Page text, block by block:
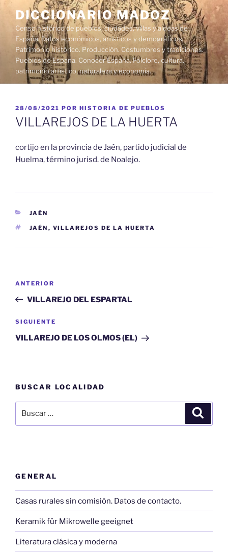
contenido
DICCIONARIO MADOZ
Censo histórico de pueblos, ciudades, villas y aldeas de
España. Datos económicos, artísticos y demográficos.
Patrimonio histórico. Producción. Costumbres y tradiciones.
Pueblos de España. Conocer España. Folclore, cultura,
patrimonio artístico, naturaleza y economía.
PUBLICADO
EL
28/08/2021 POR HISTORIA DE PUEBLOS
VILLAREJOS DE LA HUERTA
cortijo en la provincia de Jaén, partido judicial de
Huelma, término jurisd. de Noalejo.
CATEGORÍAS
JAÉN
ETIQUETAS
JAÉN , VILLAREJOS DE LA HUERTA
entradas
Entrada
anterior:
ANTERIOR
VILLAREJO DEL ESPARTAL
Siguiente
entrada
SIGUIENTE
VILLAREJO DE LOS OLMOS (EL)
BUSCAR LOCALIDAD
por:
GENERAL
Casas rurales sin comisión. Datos de contacto.
Keramik für Mikrowelle geeignet
Literatura clásica y moderna